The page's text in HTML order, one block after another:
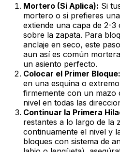
Mortero (Si Aplica): Si
mortero o si prefieres
extiende una capa de 2-
sobre la zapata. Para
anclaje en seco, este
aun así es común
un asiento perfecto.
Colocar el Primer Bloque:
en una esquina o
firmemente con un mazo
nivel en todas las
Continuar la Primera
restantes a lo largo de la
continuamente el nivel y
bloques con sistema de